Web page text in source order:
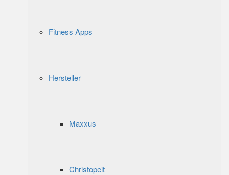
Fitness Apps
Hersteller
Maxxus
Christopeit